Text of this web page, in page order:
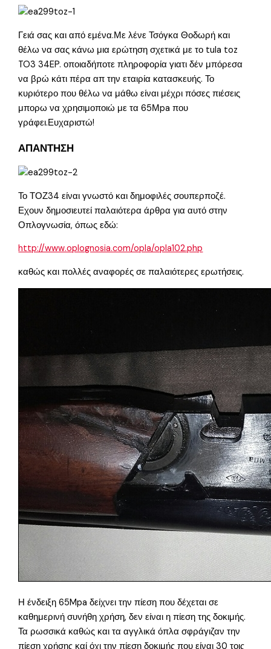
Γειά σας και από εμένα.Με λένε Τσόγκα Θοδωρή και
θέλω να σας κάνω μια ερώτηση σχετικά με το tula toz
TO3 34EP. οποιαδήποτε πληροφορία γιατι δέν μπόρεσα
να βρώ κάτι πέρα απ την εταιρία κατασκευής. Το
κυριότερο που θέλω να μάθω είναι μέχρι πόσες πιέσεις
μπορω να χρησιμοποιώ με τα 65Μpa που
γράφει.Ευχαριστώ!
ΑΠΑΝΤΗΣΗ
Το ΤΟΖ34 είναι γνωστό και δημοφιλές σουπερποζέ.
Εχουν δημοσιευτεί παλαιότερα άρθρα για αυτό στην
Οπλογνωσία, όπως εδώ:
http://www.oplognosia.com/opla/opla102.php
καθώς και πολλές αναφορές σε παλαιότερες ερωτήσεις.
Η ένδειξη 65Mpa δείχνει την πίεση που δέχεται σε
καθημερινή συνήθη χρήση, δεν είναι η πίεση της δοκιμής.
Τα ρωσσικά καθώς και τα αγγλικά όπλα σφράγιζαν την
πίεση χρήσης καί όχι την πίεση δοκιμής που είναι 30 τοις